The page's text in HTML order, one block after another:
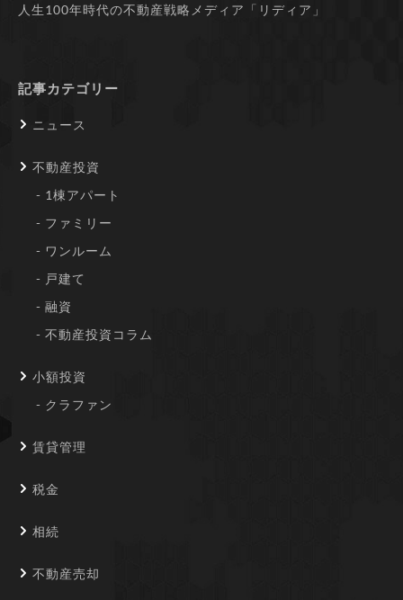
人生100年時代の不動産戦略メディア「リディア」
記事カテゴリー
ニュース
不動産投資
1棟アパート
ファミリー
ワンルーム
戸建て
融資
不動産投資コラム
小額投資
クラファン
賃貸管理
税金
相続
不動産売却